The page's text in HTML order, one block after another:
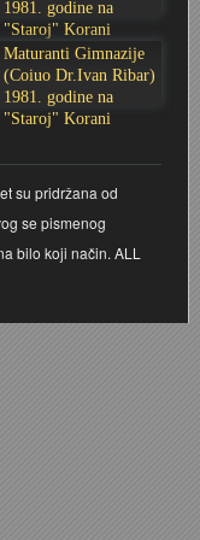
Karlovac
i Edi
utemeljen 1924.
- Igor Mihelić
1981. godine na
"Staroj" Korani
Maturanti Gimnazije
(Coiuo Dr.Ivan Ribar)
1981. godine na
"Staroj" Korani
su pridržana od
se pismenog
bilo koji način. ALL